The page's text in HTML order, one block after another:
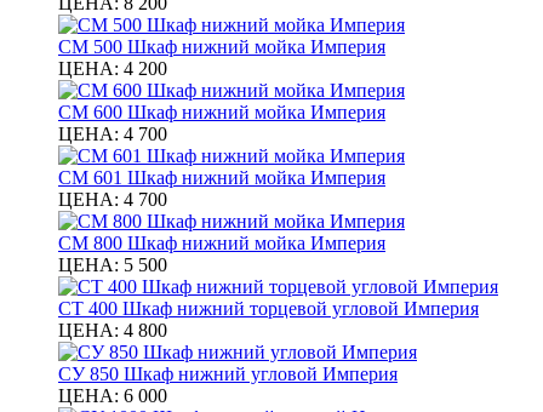
СМ 500 Шкаф нижний мойка Империя
ЦЕНА: 4 200
СМ 600 Шкаф нижний мойка Империя
ЦЕНА: 4 700
СМ 601 Шкаф нижний мойка Империя
ЦЕНА: 4 700
СМ 800 Шкаф нижний мойка Империя
ЦЕНА: 5 500
СТ 400 Шкаф нижний торцевой угловой Империя
ЦЕНА: 4 800
СУ 850 Шкаф нижний угловой Империя
ЦЕНА: 6 000